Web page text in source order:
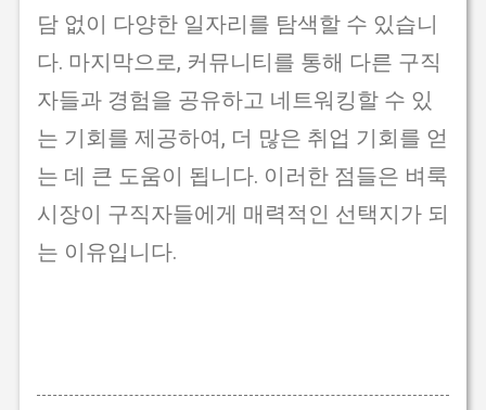
담 없이 다양한 일자리를 탐색할 수 있습니
다. 마지막으로, 커뮤니티를 통해 다른 구직
자들과 경험을 공유하고 네트워킹할 수 있
는 기회를 제공하여, 더 많은 취업 기회를 얻
는 데 큰 도움이 됩니다. 이러한 점들은 벼룩
시장이 구직자들에게 매력적인 선택지가 되
는 이유입니다.